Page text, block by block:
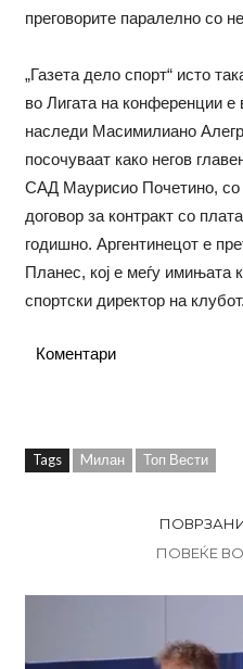
преговорите паралелно со
„Газета дело спорт“ исто
во Лигата на конференции е
наследи Масимилиано
посочуваат како негов
САД Маурисио Почетино, со
договор за контракт со
годишно. Аргентинецот е
Планес, кој е меѓу имињата
спортски директор на клубот.
Коментари
Tags Mилан Топ Вести
ПОВЕЌЕ